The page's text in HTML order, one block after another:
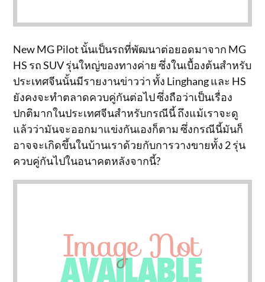
New MG Pilot นั้นเป็นรถที่พัฒนาต่อยอดมาจาก MG
HS รถ SUV รุ่นใหญ่ของทางค่าย ซึ่งในเบื้องต้นสำหรับ
ประเทศจีนนั้นมีรายงานข่าวว่า ทั้ง Linghang และ HS
ยังคงจะทำตลาดควบคู่กันต่อไป ซึ่งถือว่าเป็นเรื่อง
ปกติมากในประเทศจีนสำหรับกรณีนี้ ถึงแม้เราจะดู
แล้วว่ามันจะออกมาแข่งกันเองก็ตาม ซึ่งกรณีนี้มันก็
อาจจะเกิดขึ้นในบ้านเราด้วยกับการวางขายทั้ง 2 รุ่น
ควบคู่กันไปในอนาคตหลังจากนี้?